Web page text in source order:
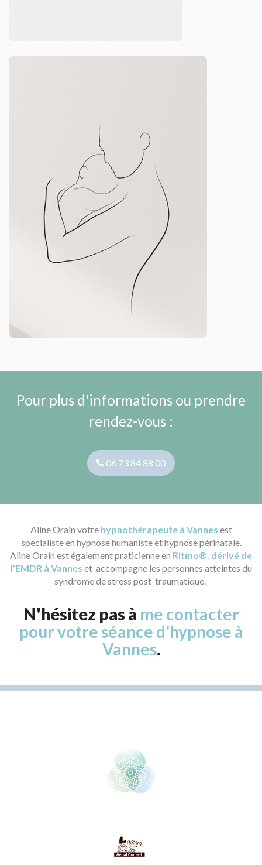
Pour plus d'informations ou prendre
rendez-vous :
06 73 84 88 00
Aline Orain votre hypnothérapeute à Vannes est
spécialiste en hypnose humaniste et hypnose périnatale.
Aline Orain est également praticienne en Ritmo®, dérivé de
l’EMDR à Vannes et accompagne les personnes atteintes du
syndrome de stress post-traumatique.
N'hésitez pas à me contacter
pour votre séance d'hypnose à
Vannes.